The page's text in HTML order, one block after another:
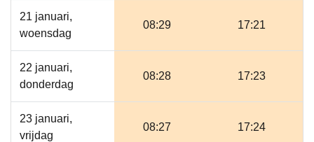
21 januari,
woensdag
08:29 17:21
22 januari,
donderdag
08:28 17:23
23 januari,
vrijdag
08:27 17:24